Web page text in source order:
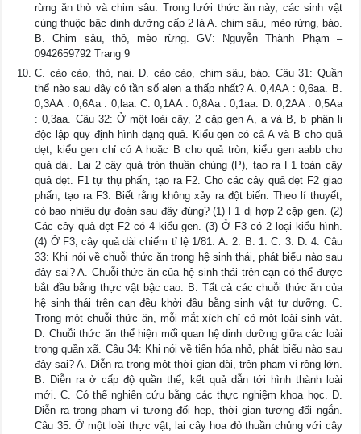
rừng ăn thỏ và chim sâu. Trong lưới thức ăn này, các sinh vật
cùng thuộc bậc dinh dưỡng cấp 2 là A. chim sâu, mèo rừng, báo.
B. Chim sâu, thỏ, mèo rừng. GV: Nguyễn Thành Phạm –
0942659792 Trang 9
C. cào cào, thỏ, nai. D. cào cào, chim sâu, báo. Câu 31: Quần
thể nào sau đây có tần số alen a thấp nhất? A. 0,4AA : 0,6aa. B.
0,3AA : 0,6Aa : 0,laa. C. 0,1AA : 0,8Aa : 0,1aa. D. 0,2AA : 0,5Aa
: 0,3aa. Câu 32: Ở một loài cây, 2 cặp gen A, a và B, b phân li
độc lập quy định hình dạng quả. Kiểu gen có cả A và B cho quả
dẹt, kiểu gen chỉ có A hoặc B cho quả tròn, kiểu gen aabb cho
quả dài. Lai 2 cây quả tròn thuần chủng (P), tạo ra F1 toàn cây
quả dẹt. F1 tự thụ phấn, tạo ra F2. Cho các cây quả dẹt F2 giao
phấn, tạo ra F3. Biết rằng không xảy ra đột biến. Theo lí thuyết,
có bao nhiêu dự đoán sau đây đúng? (1) F1 dị hợp 2 cặp gen. (2)
Các cây quả dẹt F2 có 4 kiểu gen. (3) Ở F3 có 2 loại kiểu hình.
(4) Ở F3, cây quả dài chiếm tỉ lệ 1/81. A. 2. B. 1. C. 3. D. 4. Câu
33: Khi nói về chuỗi thức ăn trong hệ sinh thái, phát biểu nào sau
đây sai? A. Chuỗi thức ăn của hệ sinh thái trên cạn có thể được
bắt đầu bằng thực vật bậc cao. B. Tất cả các chuỗi thức ăn của
hệ sinh thái trên cạn đều khởi đầu bằng sinh vật tự dưỡng. C.
Trong một chuỗi thức ăn, mỗi mắt xích chỉ có một loài sinh vật.
D. Chuỗi thức ăn thể hiện mối quan hệ dinh dưỡng giữa các loài
trong quần xã. Câu 34: Khi nói về tiến hóa nhỏ, phát biểu nào sau
đây sai? A. Diễn ra trong một thời gian dài, trên phạm vi rộng lớn.
B. Diễn ra ở cấp độ quần thể, kết quả dẫn tới hình thành loài
mới. C. Có thể nghiên cứu bằng các thực nghiệm khoa học. D.
Diễn ra trong phạm vi tương đối hẹp, thời gian tương đối ngắn.
Câu 35: Ở một loài thực vật, lai cây hoa đỏ thuần chủng với cây